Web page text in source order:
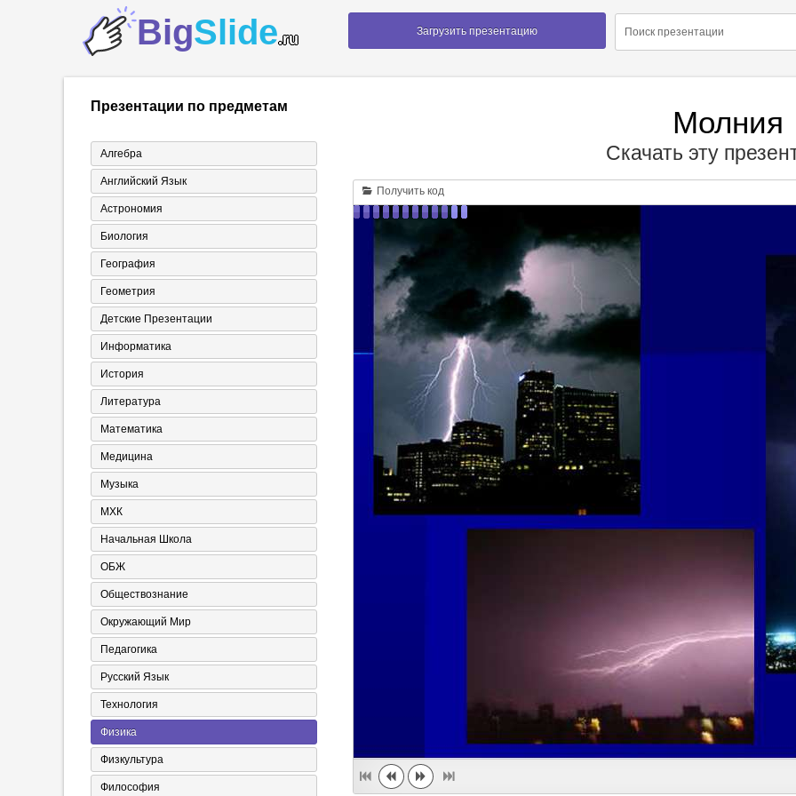
BigSlide.ru Загрузить презентацию
Презентации по предметам
Алгебра
Английский Язык
Астрономия
Биология
География
Геометрия
Детские Презентации
Информатика
История
Литература
Математика
Медицина
Музыка
МХК
Начальная Школа
ОБЖ
Обществознание
Окружающий Мир
Педагогика
Русский Язык
Технология
Физика
Физкультура
Философия
Молния
Скачать эту
Получить код